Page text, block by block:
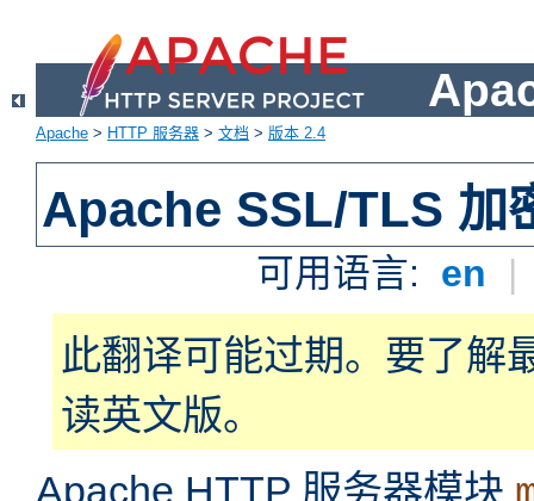
Apache > HTTP 服务器 > 文档 > 版本 2.4
Apache SSL/TLS 加
可用语言: en |
此翻译可能过期。要了解
读英文版。
Apache HTTP 服务器模块